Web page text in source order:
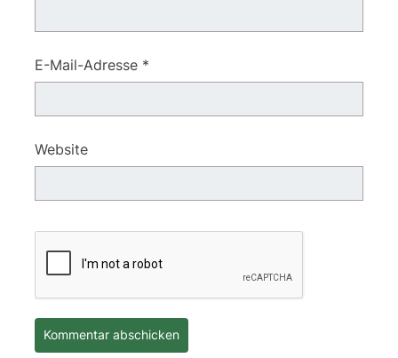
E-Mail-Adresse *
Website